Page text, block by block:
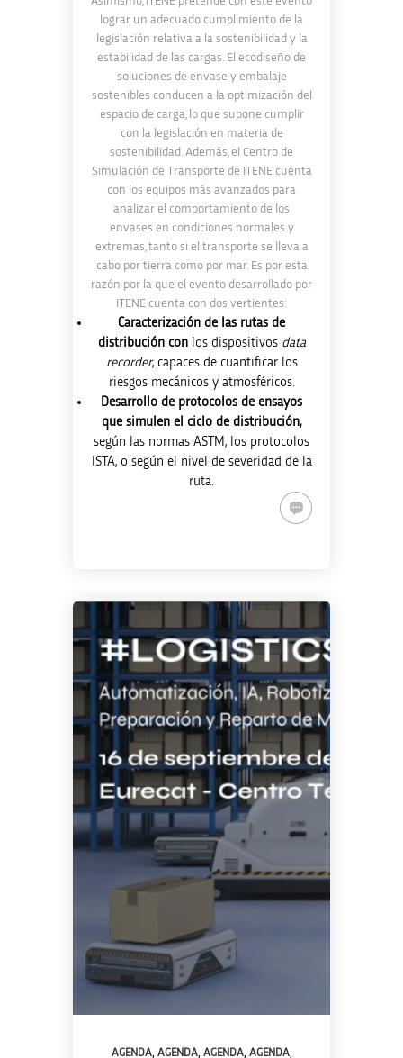
lograr un adecuado cumplimiento de la
legislación relativa a la sostenibilidad y la
estabilidad de las cargas. El ecodiseño de
soluciones de envase y embalaje
sostenibles conducen a la optimización del
espacio de carga, lo que supone cumplir
con la legislación en materia de
sostenibilidad. Además, el Centro de
Simulación de Transporte de ITENE cuenta
con los equipos más avanzados para
analizar el comportamiento de los
envases en condiciones normales y
extremas, tanto si el transporte se lleva a
cabo por tierra como por mar. Es por esta
razón por la que el evento desarrollado por
ITENE cuenta con dos vertientes:
Caracterización de las rutas de
distribución conlos dispositivos data
recorder, capaces de cuantificar los
riesgos mecánicos y atmosféricos.
Desarrollo de protocolos de ensayos
que simulen el ciclo de distribución,
según las normas ASTM, los protocolos
ISTA, o según el nivel de severidad de la
ruta.
AGENDA, AGENDA, AGENDA, AGENDA,